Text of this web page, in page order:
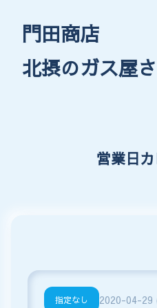
門田商店
北摂のガス屋
営業日
指定なし 2020-04-29